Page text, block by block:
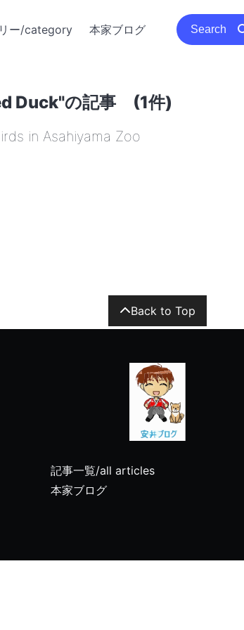
ー/category 本家ブログ Search
Duck"の記事 (1件)
in Asahiyama Zoo
Back to Top
記事一覧/all articles
本家ブログ